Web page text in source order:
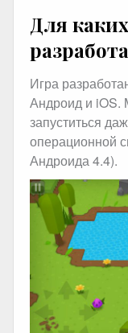
Для
Игра
Андроид и iOS.
запуститься
операционной
Андроида 4.4).